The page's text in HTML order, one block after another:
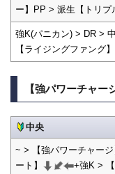
ー】PP > 派生【トリプ
強K(パニカン) > DR >
【ライジングファング】
【強パワーチャー
中央
~ > 【強パワーチャージ
ート】
+強K > 【